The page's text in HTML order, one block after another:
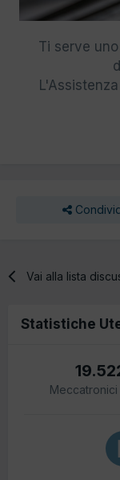
Ti serve
Vai alla lista
Statistiche
Meccatronici